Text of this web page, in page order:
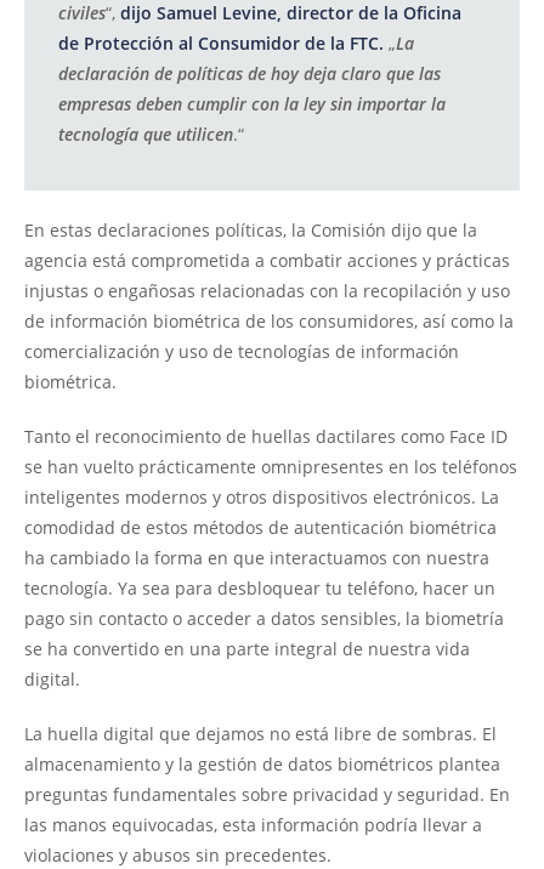
civiles“, dijo Samuel Levine, director de la Oficina
de Protección al Consumidor de la FTC. „La
declaración de políticas de hoy deja claro que las
empresas deben cumplir con la ley sin importar la
tecnología que utilicen.“
En estas declaraciones políticas, la Comisión dijo que la
agencia está comprometida a combatir acciones y prácticas
injustas o engañosas relacionadas con la recopilación y uso
de información biométrica de los consumidores, así como la
comercialización y uso de tecnologías de información
biométrica.
Tanto el reconocimiento de huellas dactilares como Face ID
se han vuelto prácticamente omnipresentes en los teléfonos
inteligentes modernos y otros dispositivos electrónicos. La
comodidad de estos métodos de autenticación biométrica
ha cambiado la forma en que interactuamos con nuestra
tecnología. Ya sea para desbloquear tu teléfono, hacer un
pago sin contacto o acceder a datos sensibles, la biometría
se ha convertido en una parte integral de nuestra vida
digital.
La huella digital que dejamos no está libre de sombras. El
almacenamiento y la gestión de datos biométricos plantea
preguntas fundamentales sobre privacidad y seguridad. En
las manos equivocadas, esta información podría llevar a
violaciones y abusos sin precedentes.